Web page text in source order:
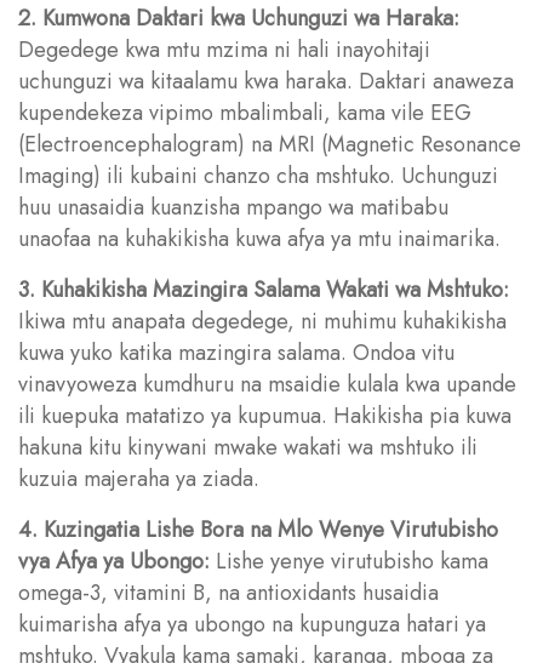
2. Kumwona Daktari kwa Uchunguzi wa Haraka:
Degedege kwa mtu mzima ni hali inayohitaji
uchunguzi wa kitaalamu kwa haraka. Daktari anaweza
kupendekeza vipimo mbalimbali, kama vile EEG
(Electroencephalogram) na MRI (Magnetic Resonance
Imaging) ili kubaini chanzo cha mshtuko. Uchunguzi
huu unasaidia kuanzisha mpango wa matibabu
unaofaa na kuhakikisha kuwa afya ya mtu inaimarika.
3. Kuhakikisha Mazingira Salama Wakati wa Mshtuko:
Ikiwa mtu anapata degedege, ni muhimu kuhakikisha
kuwa yuko katika mazingira salama. Ondoa vitu
vinavyoweza kumdhuru na msaidie kulala kwa upande
ili kuepuka matatizo ya kupumua. Hakikisha pia kuwa
hakuna kitu kinywani mwake wakati wa mshtuko ili
kuzuia majeraha ya ziada.
4. Kuzingatia Lishe Bora na Mlo Wenye Virutubisho
vya Afya ya Ubongo: Lishe yenye virutubisho kama
omega-3, vitamini B, na antioxidants husaidia
kuimarisha afya ya ubongo na kupunguza hatari ya
mshtuko. Vyakula kama samaki, karanga, mboga za